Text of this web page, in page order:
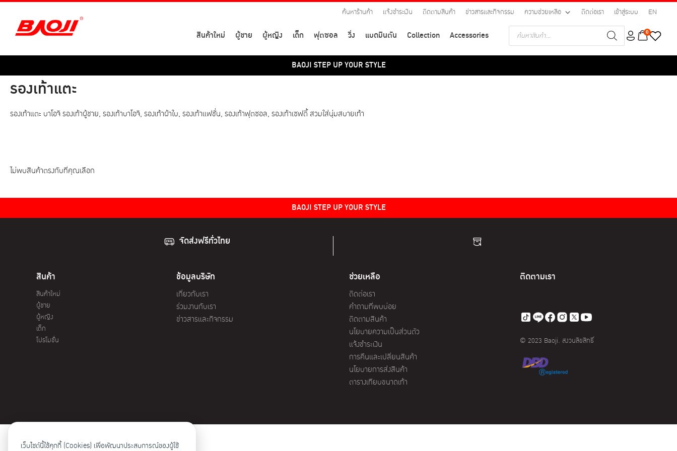
content
ค้นหาร้านค้า แจ้งชำระเงิน ติดตามสินค้า ข่าวสารและกิจกรรม ความช่วยเหลือ ติดต่อเรา เข้าสู่ระบบ EN
สินค้าใหม่ ผู้ชาย ผู้หญิง เด็ก ฟุตซอล วิ่ง แบดมินตัน Collection Accessories
search
0
BAOJI STEP UP YOUR STYLE
รองเท้าแตะ
รองเท้าแตะ บาโอจิ รองเท้าผู้ชาย, รองเท้าบาโอจิ, รองเท้าผ้าใบ, รองเท้าแฟชั่น, รองเท้าฟุตซอล, รองเท้าเซฟตี้ สวมใส่นุ่มสบายเท้า
ไม่พบสินค้าตรงกับที่คุณเลือก
BAOJI STEP UP YOUR STYLE
จัดส่งฟรีทั่วไทย
สินค้า
สินค้าใหม่
ผู้ชาย
ผู้หญิง
เด็ก
โปรโมชั่น
ข้อมูลบริษัท
เกี่ยวกับเรา
ร่วมงานกับเรา
ข่าวสารและกิจกรรม
ช่วยเหลือ
ติดต่อเรา
คำถามที่พบบ่อย
ติดตามสินค้า
นโยบายความเป็นส่วนตัว
แจ้งชำระเงิน
การคืนและเปลี่ยนสินค้า
นโยบายการส่งสินค้า
ตารางเทียบขนาดเท้า
ติดตามเรา
© 2023 Baoji. สงวนลิขสิทธิ์
เว็บไซต์นี้ใช้คุกกี้ (Cookies) เพื่อพัฒนาประสบการณ์ของผู้ใช้